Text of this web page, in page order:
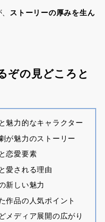
ストーリーの厚みを生ん
ぞの見どころと
魅力的なキャラクター
が魅力のストーリー
恋愛要素
愛される理由
新しい魅力
作品の人気ポイント
メディア展開の広がり